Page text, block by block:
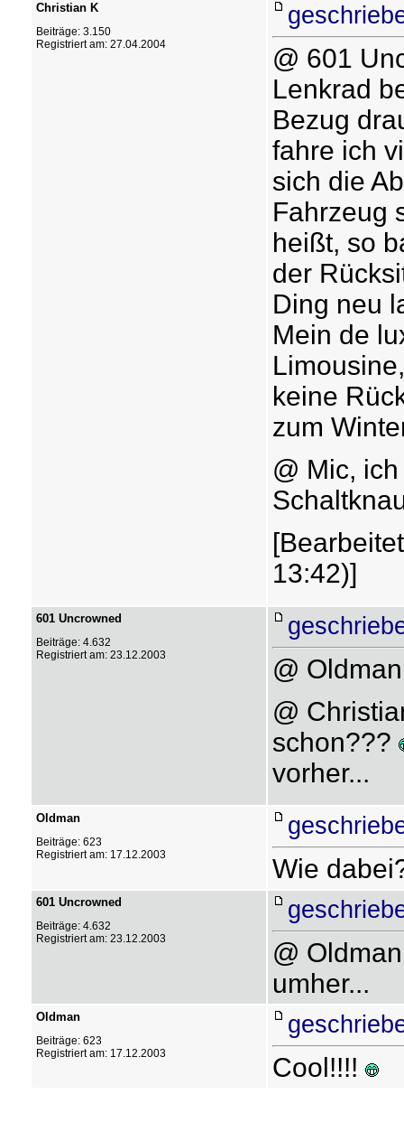
Christian K
Beiträge: 3.150
Registriert am: 27.04.2004
@ 601
Lenkrad
Bezug
fahre ich
sich die
Fahrzeug
heißt, so
der
Ding neu
Mein de
keine
zum
@ Mic,
13:42)]
601 Uncrowned
Beiträge: 4.632
Registriert am: 23.12.2003
@
@
schon???
vorher...
Oldman
Beiträge: 623
Registriert am: 17.12.2003
Wie
601 Uncrowned
Beiträge: 4.632
Registriert am: 23.12.2003
@
umher...
Oldman
Beiträge: 623
Registriert am: 17.12.2003
Cool!!!!